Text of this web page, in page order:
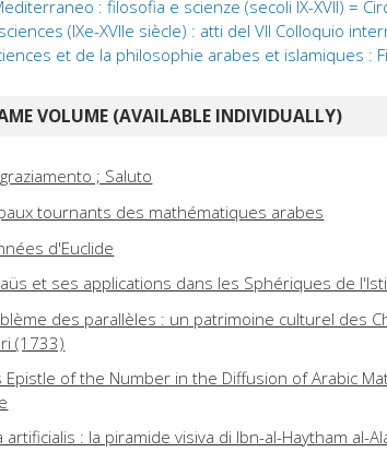
: filosofia e scienze (secoli IX-XVII) =
(IXe-XVIIe siècle) : atti del VII Colloquio
et de la philosophie arabes et islamiques :
VOLUME (AVAILABLE INDIVIDUALLY)
; Saluto
tournants des mathématiques arabes
d'Euclide
et ses applications dans les Sphériques de
des parallèles : un patrimoine culturel des
(1733)
Epistle of the Number in the Diffusion of Arabic
: la piramide visiva di Ibn-al-Haytham al-